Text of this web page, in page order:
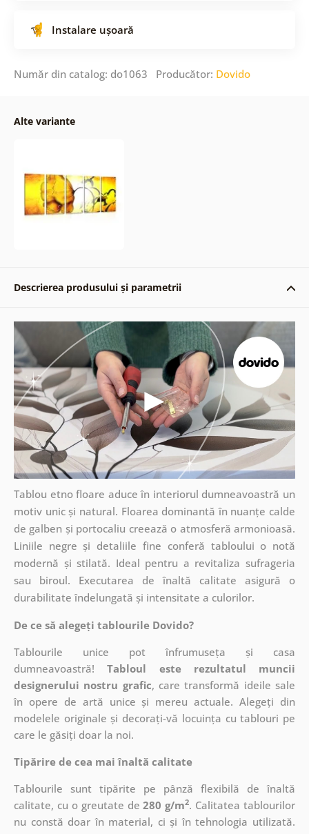
Instalare ușoară
Număr din catalog: do1063 Producător: Dovido
Alte variante
Descrierea produsului și parametrii
Tablou etno floare aduce în interiorul dumneavoastră un
motiv unic și natural. Floarea dominantă în nuanțe calde
de galben și portocaliu creează o atmosferă armonioasă.
Liniile negre și detaliile fine conferă tabloului o notă
modernă și stilată. Ideal pentru a revitaliza sufrageria
sau biroul. Executarea de înaltă calitate asigură o
durabilitate îndelungată și intensitate a culorilor.
De ce să alegeți tablourile Dovido?
Tablourile unice pot înfrumuseța și casa
dumneavoastră!Tabloul este rezultatul muncii
designerului nostru grafic, caretransformă ideile sale
în opere de artă unice și mereu actuale. Alegeți din
modelele originale și decorați-vă locuința cu tablouri pe
care le găsiți doar la noi.
Tipărire de cea mai înaltă calitate
Tablourile sunt tipărite pe pânză flexibilă de înaltă
calitate, cu o greutate de280 g/m2. Calitatea tablourilor
nu constă doar în material, ci și în tehnologia utilizată.